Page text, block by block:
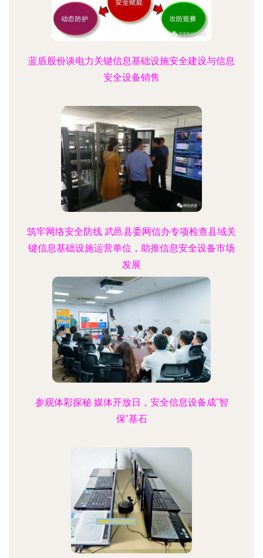
蓝盾股份谈电力关键信息基础设施安全建设与信息
安全设备销售
筑牢网络安全防线 武邑县委网信办专项检查县域关
键信息基础设施运营单位，助推信息安全设备市场
发展
参观体彩探秘 媒体开放日，安全信息设备成“智
保”基石